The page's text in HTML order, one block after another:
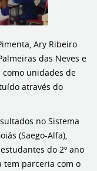
Ary Ribeiro
das Neves e
como unidades de
através do
no Sistema
(Saego-Alfa),
do 2º ano
tem parceria com o